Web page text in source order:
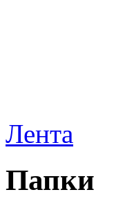
Лента
Папки